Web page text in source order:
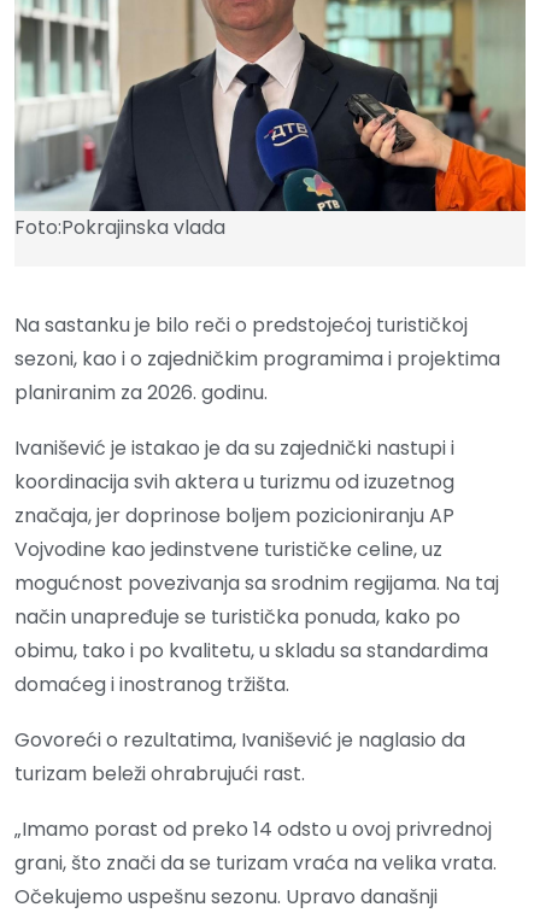
Foto:Pokrajinska vlada
Na sastanku je bilo reči o predstojećoj turističkoj
sezoni, kao i o zajedničkim programima i projektima
planiranim za 2026. godinu.
Ivanišević je istakao je da su zajednički nastupi i
koordinacija svih aktera u turizmu od izuzetnog
značaja, jer doprinose boljem pozicioniranju AP
Vojvodine kao jedinstvene turističke celine, uz
mogućnost povezivanja sa srodnim regijama. Na taj
način unapređuje se turistička ponuda, kako po
obimu, tako i po kvalitetu, u skladu sa standardima
domaćeg i inostranog tržišta.
Govoreći o rezultatima, Ivanišević je naglasio da
turizam beleži ohrabrujući rast.
„Imamo porast od preko 14 odsto u ovoj privrednoj
grani, što znači da se turizam vraća na velika vrata.
Očekujemo uspešnu sezonu. Upravo današnji